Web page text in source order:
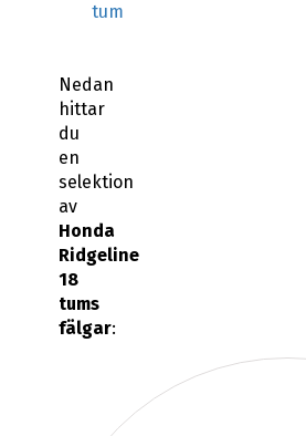
tum
Nedan
hittar
du
en
selektion
av
Honda
Ridgeline
18
tums
fälgar: